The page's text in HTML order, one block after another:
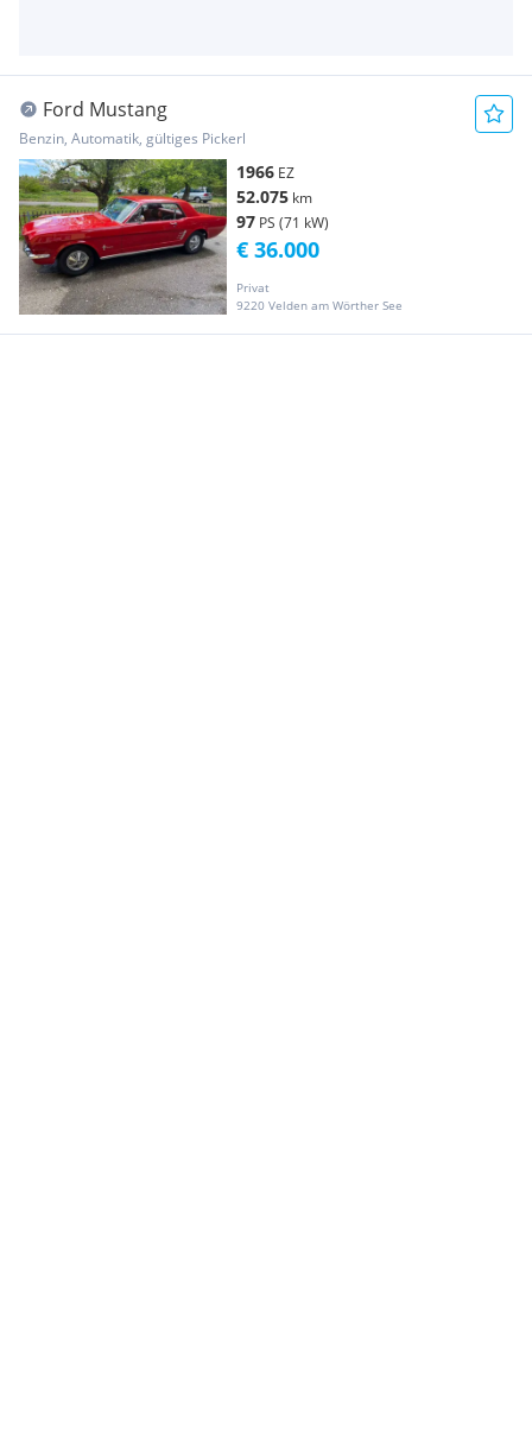
Ford Mustang
Benzin, Automatik, gültiges Pickerl
1966 EZ
52.075 km
97 PS (71 kW)
Privat
9220 Velden am Wörther See
€ 36.000